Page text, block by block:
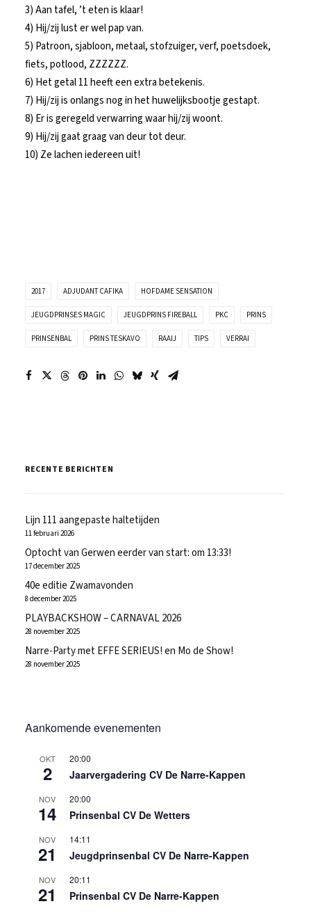
3) Aan tafel, ’t eten is klaar!
4) Hij/zij lust er wel pap van.
5) Patroon, sjabloon, metaal, stofzuiger, verf, poetsdoek,
fiets, potlood, ZZZZZZ.
6) Het getal 11 heeft een extra betekenis.
7) Hij/zij is onlangs nog in het huwelijksbootje gestapt.
8) Er is geregeld verwarring waar hij/zij woont.
9) Hij/zij gaat graag van deur tot deur.
10) Ze lachen iedereen uit!
2017 ADJUDANT CAFIKA HOFDAME SENSATION
JEUGDPRINSES MAGIC JEUGDPRINS FIREBALL PKC PRINS
PRINSENBAL PRINS TESKAVO RAAIJ TIPS VERRAI
RECENTE BERICHTEN
Lijn 111 aangepaste haltetijden
11 februari 2026
Optocht van Gerwen eerder van start: om 13:33!
17 december 2025
40e editie Zwamavonden
8 december 2025
PLAYBACKSHOW – CARNAVAL 2026
28 november 2025
Narre-Party met EFFE SERIEUS! en Mo de Show!
28 november 2025
Aankomende evenementen
OKT
2
20:00
Jaarvergadering CV De Narre-Kappen
NOV
14
20:00
Prinsenbal CV De Wetters
NOV
21
14:11
Jeugdprinsenbal CV De Narre-Kappen
NOV
21
20:11
Prinsenbal CV De Narre-Kappen